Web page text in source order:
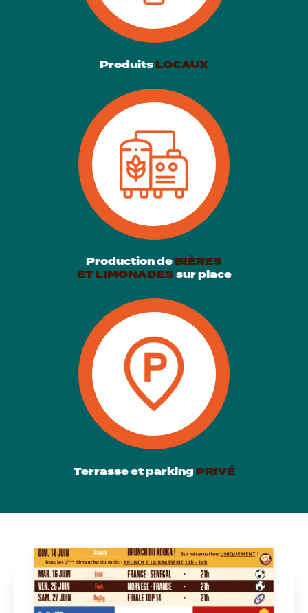
Produits LOCAUX
Production de BIÈRES
ET LIMONADESsur place
Terrasse et parking PRIVÉ